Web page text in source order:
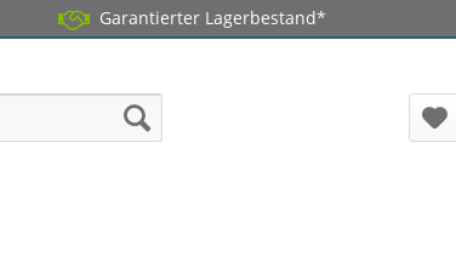
Garantierter Lagerbestand*